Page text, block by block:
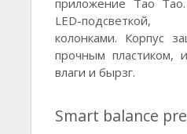
LED-подсветкой,
колонками. Корпус
прочным пластиком,
влаги и бырзг.
Smart balance